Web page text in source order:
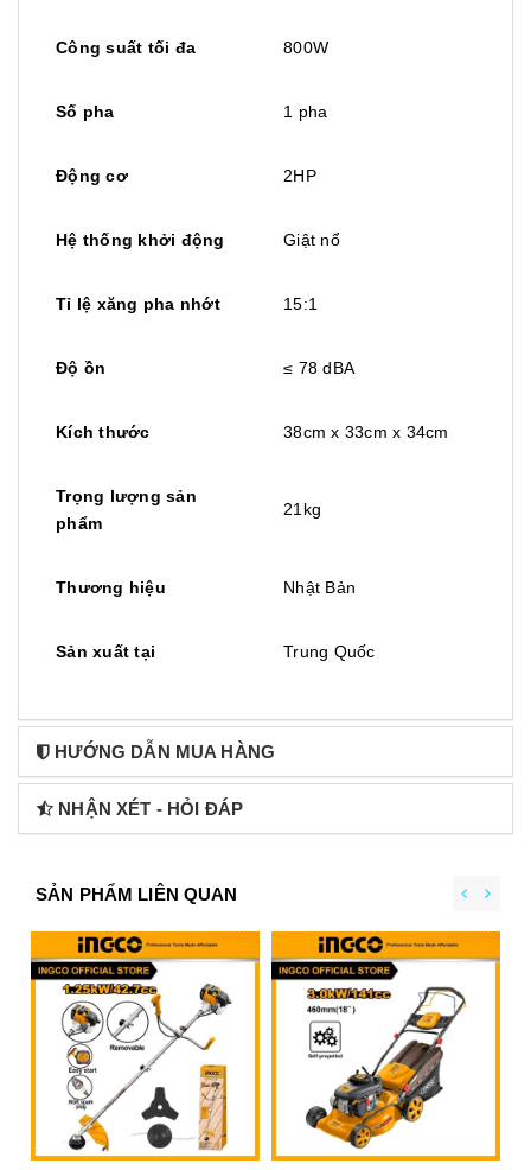
Công suất tối đa 800W
Số pha 1 pha
Động cơ 2HP
Hệ thống khởi động Giật nổ
Tỉ lệ xăng pha nhớt 15:1
Độ ồn ≤ 78 dBA
Kích thước 38cm x 33cm x 34cm
Trọng lượng sản
phẩm
21kg
Thương hiệu Nhật Bản
Sản xuất tại Trung Quốc
HƯỚNG DẪN MUA HÀNG
NHẬN XÉT - HỎI ĐÁP
SẢN PHẨM LIÊN QUAN